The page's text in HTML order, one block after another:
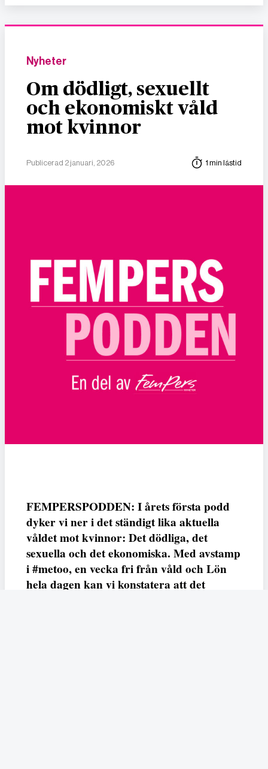
Nyheter
Om dödligt, sexuellt
och ekonomiskt våld
mot kvinnor
Publicerad 2 januari, 2026 1 min lästid
FEMPERSPODDEN: I årets första podd
dyker vi ner i det ständigt lika aktuella
våldet mot kvinnor: Det dödliga, det
sexuella och det ekonomiska. Med avstamp
i #metoo, en vecka fri från våld och Lön
hela dagen kan vi konstatera att det